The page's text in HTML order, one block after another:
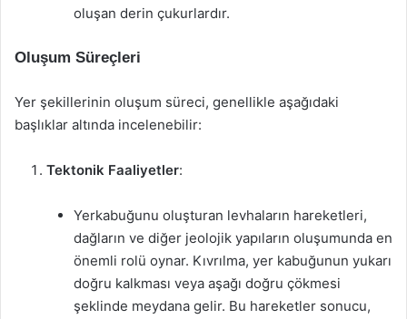
oluşan derin çukurlardır.
Oluşum Süreçleri
Yer şekillerinin oluşum süreci, genellikle aşağıdaki
başlıklar altında incelenebilir:
Tektonik Faaliyetler:
Yerkabuğunu oluşturan levhaların hareketleri,
dağların ve diğer jeolojik yapıların oluşumunda en
önemli rolü oynar. Kıvrılma, yer kabuğunun yukarı
doğru kalkması veya aşağı doğru çökmesi
şeklinde meydana gelir. Bu hareketler sonucu,